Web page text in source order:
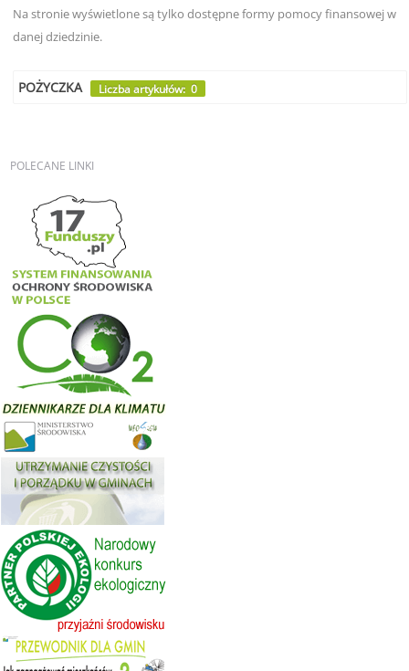
Na stronie wyświetlone są tylko dostępne formy pomocy finansowej w
danej dziedzinie.
POŻYCZKA Liczba artykułów: 0
POLECANE LINKI